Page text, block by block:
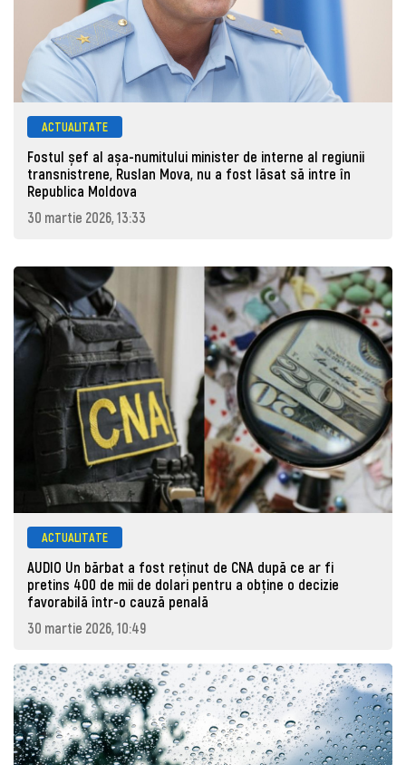
ACTUALITATE
Fostul șef al așa-numitului minister de interne al regiunii
transnistrene, Ruslan Mova, nu a fost lăsat să intre în
Republica Moldova
30 martie 2026, 13:33
ACTUALITATE
AUDIO Un bărbat a fost reținut de CNA după ce ar fi
pretins 400 de mii de dolari pentru a obține o decizie
favorabilă într-o cauză penală
30 martie 2026, 10:49